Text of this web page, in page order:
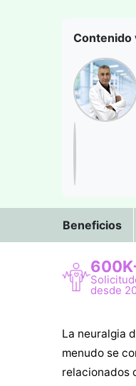
Contenido
Beneficios
desde
La neuralgia
menudo se
relacionados